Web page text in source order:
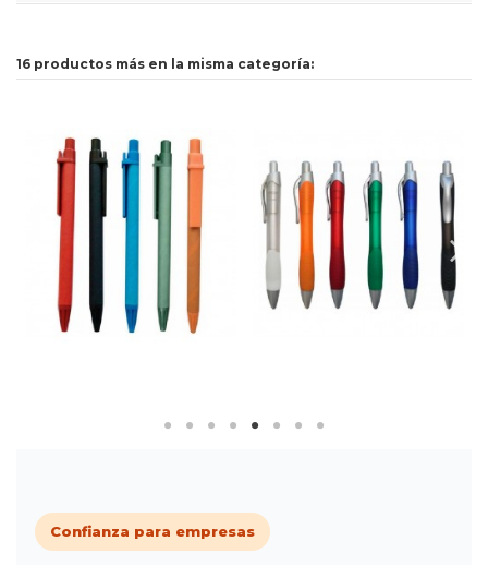
16 productos más en la misma categoría:
Confianza para empresas